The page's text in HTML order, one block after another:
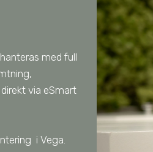
med full
via eSmart
i Vega